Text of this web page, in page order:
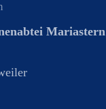
Mariastern